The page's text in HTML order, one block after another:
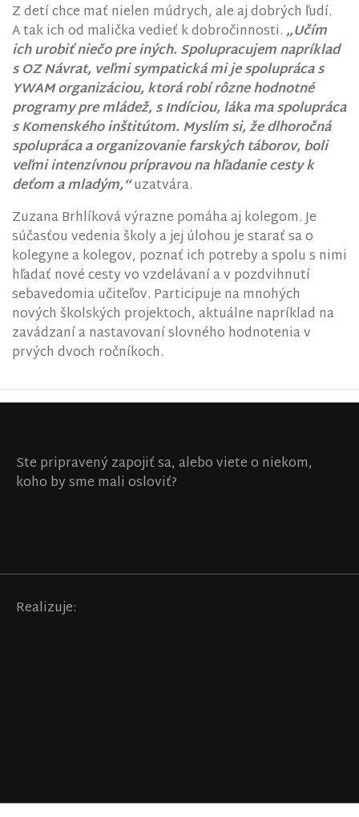
Z detí chce mať nielen múdrych, ale aj dobrých ľudí.
A tak ich od malička vedieť k dobročinnosti.„Učím
ich urobiť niečo pre iných. Spolupracujem napríklad
s OZ Návrat, veľmi sympatická mi je spolupráca s
YWAM organizáciou, ktorá robí rôzne hodnotné
programy pre mládež, s Indíciou, láka ma spolupráca
s Komenského inštitútom. Myslím si, že dlhoročná
spolupráca a organizovanie farských táborov, boli
veľmi intenzívnou prípravou na hľadanie cesty k
deťom a mladým,“uzatvára.
Zuzana Brhlíková výrazne pomáha aj kolegom. Je
súčasťou vedenia školy a jej úlohou je starať sa o
kolegyne a kolegov, poznať ich potreby a spolu s nimi
hľadať nové cesty vo vzdelávaní a v pozdvihnutí
sebavedomia učiteľov. Participuje na mnohých
nových školských projektoch, aktuálne napríklad na
zavádzaní a nastavovaní slovného hodnotenia v
prvých dvoch ročníkoch.
Ste pripravený zapojiť sa, alebo viete o niekom,
koho by sme mali osloviť?
Realizuje: